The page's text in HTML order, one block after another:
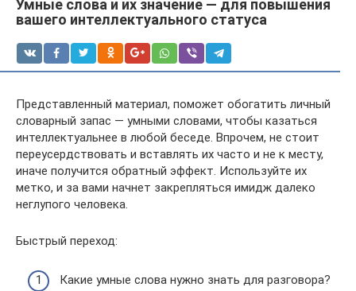
Умные слова и их значение — для повышения
вашего интеллектуального статуса
Представленный материал, поможет обогатить личный
словарный запас — умными словами, чтобы казаться
интеллектуальнее в любой беседе. Впрочем, не стоит
переусердствовать и вставлять их часто и не к месту,
иначе получится обратный эффект. Используйте их
метко, и за вами начнет закрепляться имидж далеко
неглупого человека.
Быстрый переход:
Какие умные слова нужно знать для разговора?